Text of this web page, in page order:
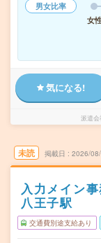
男女比率
女
気になる!
派遣会
未読 掲載日 2026/
入力メイン
八王子駅
交通費別途支給あり